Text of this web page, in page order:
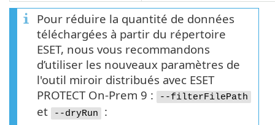
Pour réduire la quantité de données
téléchargées à partir du répertoire
ESET, nous vous recommandons
d’utiliser les nouveaux paramètres de
l'outil miroir distribués avec ESET
PROTECT On-Prem 9 :
--filterFilePath
et --dryRun
: